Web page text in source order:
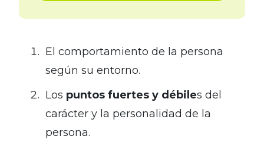
El comportamiento de la persona
según su entorno.
Los puntos fuertes y débiles del
carácter y la personalidad de la
persona.